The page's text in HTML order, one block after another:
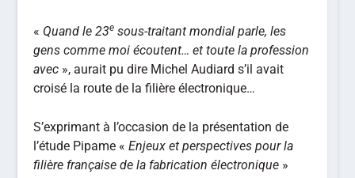
« Quand le 23e sous-traitant mondial parle, les
gens comme moi écoutent… et toute la profession
avec », aurait pu dire Michel Audiard s’il avait
croisé la route de la filière électronique…
S’exprimant à l’occasion de la présentation de
l’étude Pipame «Enjeux et perspectives pour la
filière française de la fabrication électronique »